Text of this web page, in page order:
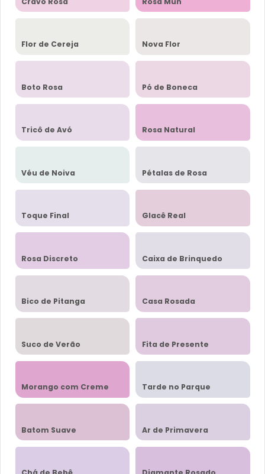
Flor de Cereja Nova Flor
Boto Rosa Pó de Boneca
Tricô de Avó Rosa Natural
Véu de Noiva Pétalas de Rosa
Toque Final Glacê Real
Rosa Discreto Caixa de Brinquedo
Bico de Pitanga Casa Rosada
Suco de Verão Fita de Presente
Morango com Creme Tarde no Parque
Batom Suave Ar de Primavera